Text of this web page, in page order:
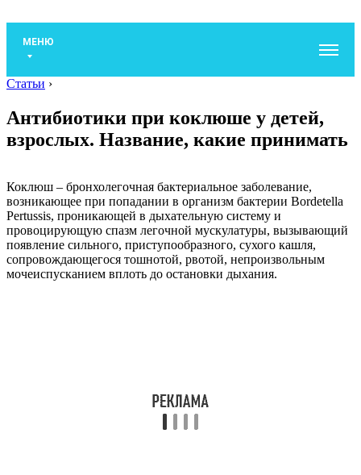
МЕНЮ
Статьи ›
Антибиотики при коклюше у детей,
взрослых. Название, какие принимать
Коклюш – бронхолегочная бактериальное заболевание,
возникающее при попадании в организм бактерии Bordetella
Pertussis, проникающей в дыхательную систему и
провоцирующую спазм легочной мускулатуры, вызывающий
появление сильного, приступообразного, сухого кашля,
сопровождающегося тошнотой, рвотой, непроизвольным
мочеиспусканием вплоть до остановки дыхания.